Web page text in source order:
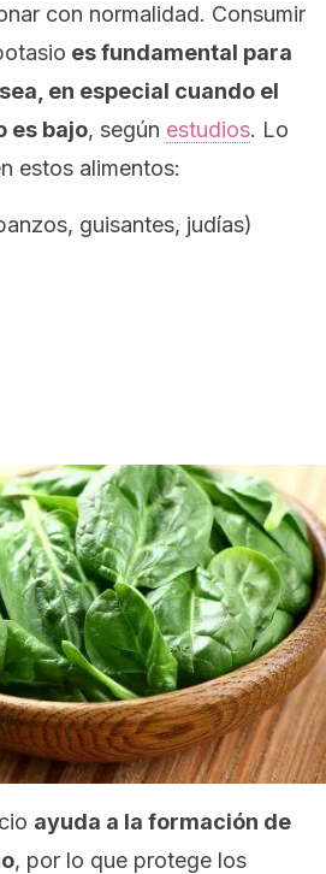
con normalidad. Consumir
es fundamental para
en especial cuando el
es bajo, según estudios. Lo
estos alimentos:
guisantes, judías)
ayuda a la formación de
, por lo que protege los